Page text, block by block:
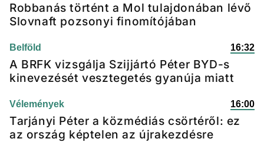
Robbanás történt a Mol tulajdonában lévő
Slovnaft pozsonyi finomítójában
Belföld 16:32
A BRFK vizsgálja Szijjártó Péter BYD-s
kinevezését vesztegetés gyanúja miatt
Vélemények 16:00
Tarjányi Péter a közmédiás csörtéről: ez
az ország képtelen az újrakezdésre